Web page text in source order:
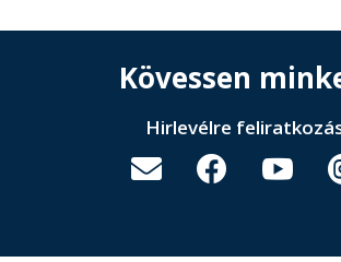
Kövessen
Hirlevélre
  